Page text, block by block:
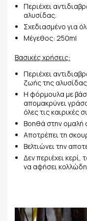
Περιέχει
αλυσίδας.
Σχεδιασμένο για
Μέγεθος: 250ml
Βασικές χρήσεις:
Περιέχει
ζωής της
Η φόρμουλα με
απομακρύνει
όλες τις καιρικές
Βοηθά στην ομαλή
Αποτρέπει τη
Βελτιώνει την
Δεν περιέχει
να αφήσει